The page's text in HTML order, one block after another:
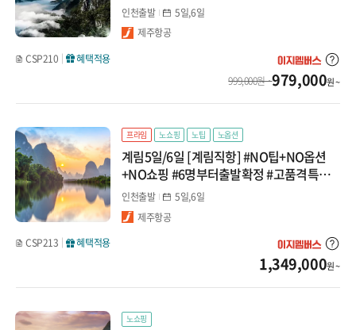
충칭/귀양
계림
구채구
곤명/여강(리장)
남경(난징)/하문
하문
인천출발
5일,6일
제주항공
CSP210
혜택적용
979,000원 ~
999,000원 ~
프라임 노쇼핑 노팁 노옵션
계림5일/6일 [계림직항] #NO팁+NO옵션
+NO쇼핑 #6명부터출발확정 #고품격특전
ALL포함
인천출발
5일,6일
제주항공
CSP213
혜택적용
1,349,000원 ~
노쇼핑